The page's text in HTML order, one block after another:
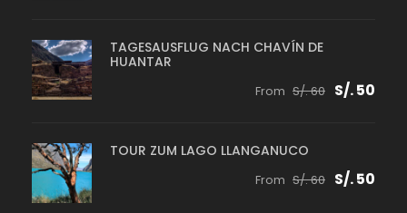
TAGESAUSFLUG NACH CHAVÍN DE
HUANTAR
From S/. 60 S/. 50
TOUR ZUM LAGO LLANGANUCO
From S/. 60 S/. 50